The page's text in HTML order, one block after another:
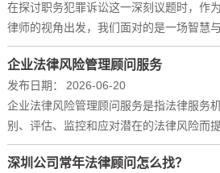
在探讨职务犯罪诉讼这一深刻议题时，作
律师的视角出发，我们面对的是一场智慧与
企业法律风险管理顾问服务
发布日期：
2026-06-20
企业法律风险管理顾问服务是指法律服务
别、评估、监控和应对潜在的法律风险而提
深圳公司常年法律顾问怎么找？